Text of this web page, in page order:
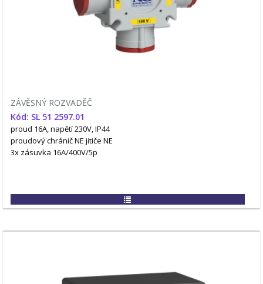
ZÁVĚSNÝ ROZVADĚČ
Kód: SL 51 2597.01
proud 16A, napětí 230V, IP44
proudový chránič NE jitiče NE
3x zásuvka 16A/400V/5p